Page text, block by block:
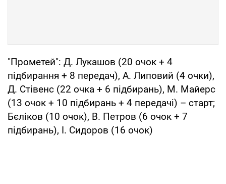
"Прометей": Д. Лукашов (20 очок + 4
підбирання + 8 передач), А. Липовий (4 очки),
Д. Стівенс (22 очка + 6 підбирань), М. Майерс
(13 очок + 10 підбирань + 4 передачі) – старт;
Бєліков (10 очок), В. Петров (6 очок + 7
підбирань), І. Сидоров (16 очок)